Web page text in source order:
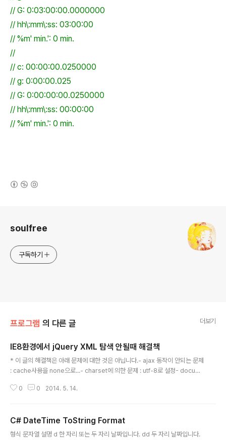
// G: 0:03:00:00.0000000
// hh\:mm\:ss: 03:00:00
// %m' min.': 0 min.
//
// c: 00:00:00.0250000
// g: 0:00:00.025
// G: 0:00:00:00.0250000
// hh\:mm\:ss: 00:00:00
// %m' min.': 0 min.
soulfree
구독하기
프로그램 의 다른 글 더보기
IE8환경에서 jQuery XML 탐색 안될때 해결책
* 이 글의 해결책은 아래 문제에 대한 것은 아닙니다.- ajax 동작이 안되는 문제
: cache사용을 none으로...- charset에 의한 문제 : utf-8로 설정- docum
----------------------------------------- IE8 이하에서는 jQuery를
var myXML = document.body.innerHTML; // or wherever you are
storing the..
0 0 2014. 5. 14.
C# DateTime ToString Format
형식 문자열 설명 d 한 자리 또는 두 자리 날짜입니다. dd 두 자리 날짜입니다.